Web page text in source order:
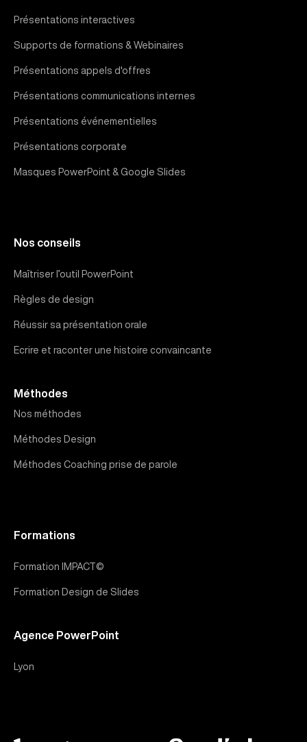
Présentations interactives
Supports de formations & Webinaires
Présentations appels d'offres
Présentations communications internes
Présentations événementielles
Présentations corporate
Masques PowerPoint & Google Slides
Nos conseils
Maîtriser l’outil PowerPoint
Règles de design
Réussir sa présentation orale
Ecrire et raconter une histoire convaincante
Méthodes
Nos méthodes
Méthodes Design
Méthodes Coaching prise de parole
Formations
Formation IMPACT©
Formation Design de Slides
Agence PowerPoint
Lyon